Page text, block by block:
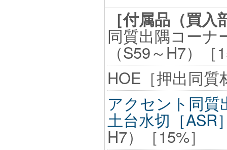
［付属品（買入
同質出隅コーナ
（S59～H7）［
HOE［押出同質
アクセント同質
土台水切［ASR
H7）［15%］